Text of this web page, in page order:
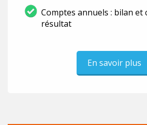
Comptes annuels : bilan et
résultat
En savoir plus